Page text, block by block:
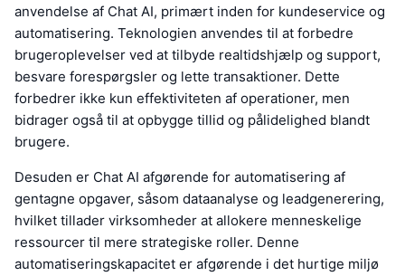
anvendelse af Chat AI, primært inden for kundeservice og
automatisering. Teknologien anvendes til at forbedre
brugeroplevelser ved at tilbyde realtidshjælp og support,
besvare forespørgsler og lette transaktioner. Dette
forbedrer ikke kun effektiviteten af operationer, men
bidrager også til at opbygge tillid og pålidelighed blandt
brugere.
Desuden er Chat AI afgørende for automatisering af
gentagne opgaver, såsom dataanalyse og leadgenerering,
hvilket tillader virksomheder at allokere menneskelige
ressourcer til mere strategiske roller. Denne
automatiseringskapacitet er afgørende i det hurtige miljø